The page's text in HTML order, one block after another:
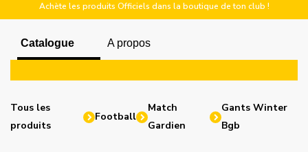
Achète les produits Officiels dans la boutique de ton club !
Catalogue A propos
Tous les
produits
Football
Match
Gardien
Gants Winter
Bgb